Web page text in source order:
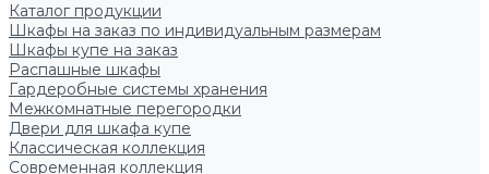
Каталог продукции
Шкафы на заказ по индивидуальным размерам
Шкафы купе на заказ
Распашные шкафы
Гардеробные системы хранения
Межкомнатные перегородки
Двери для шкафа купе
Классическая коллекция
Современная коллекция